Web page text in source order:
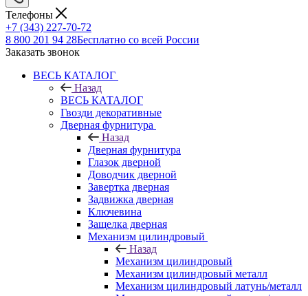
Телефоны
+7 (343) 227-70-72
8 800 201 94 28Бесплатно со всей России
Заказать звонок
ВЕСЬ КАТАЛОГ
Назад
ВЕСЬ КАТАЛОГ
Гвозди декоративные
Дверная фурнитура
Назад
Дверная фурнитура
Глазок дверной
Доводчик дверной
Завертка дверная
Задвижка дверная
Ключевина
Защелка дверная
Механизм цилиндровый
Назад
Механизм цилиндровый
Механизм цилиндровый металл
Механизм цилиндровый латунь/металл